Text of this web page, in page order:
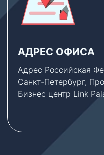
АДРЕС ОФИСА
Адрес Российская
Санкт-Петербург,
Бизнес центр Link